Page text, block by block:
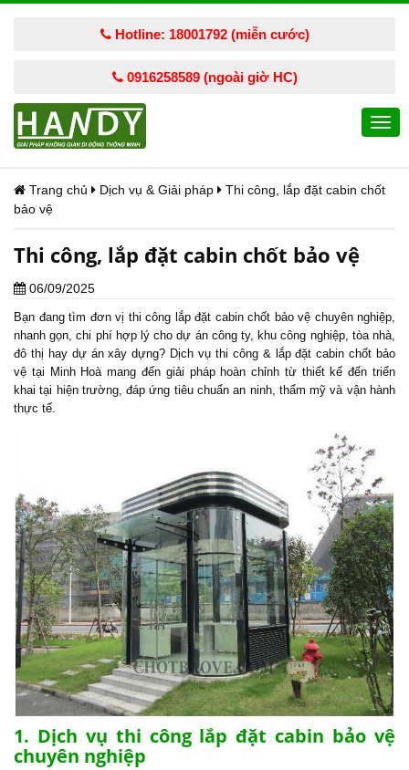
Hotline: 18001792 (miễn cước)
0916258589 (ngoài giờ HC)
Trang chủ Dịch vụ & Giải pháp
Thi công, lắp đặt cabin chốt
bảo vệ
Thi công, lắp đặt cabin chốt bảo vệ
06/09/2025
Bạn đang tìm đơn vị thi công lắp đặt cabin chốt bảo vệ chuyên nghiệp,
nhanh gọn, chi phí hợp lý cho dự án công ty, khu công nghiệp, tòa nhà,
đô thị hay dự án xây dựng? Dịch vụ thi công & lắp đặt cabin chốt bảo
vệ tại Minh Hoà mang đến giải pháp hoàn chỉnh từ thiết kế đến triển
khai tại hiện trường, đáp ứng tiêu chuẩn an ninh, thẩm mỹ và vận hành
thực tế.
1. Dịch vụ thi công lắp đặt cabin bảo vệ
chuyên nghiệp